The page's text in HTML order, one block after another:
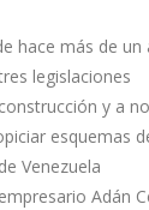
hace más de un
legislaciones
y a
esquemas
Venezuela
Adán